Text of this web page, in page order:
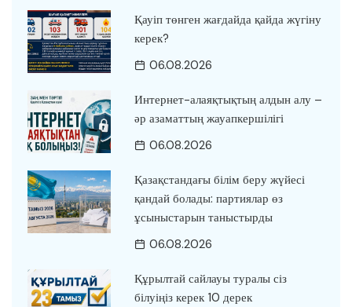
Қауіп төнген жағдайда қайда жүгіну
керек?
06.08.2026
Интернет-алаяқтықтың алдын алу –
әр азаматтың жауапкершілігі
06.08.2026
Қазақстандағы білім беру жүйесі
қандай болады: партиялар өз
ұсыныстарын таныстырды
06.08.2026
Құрылтай сайлауы туралы сіз
білуіңіз керек 10 дерек